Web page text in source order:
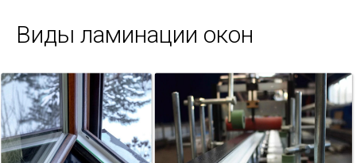
Виды ламинации окон